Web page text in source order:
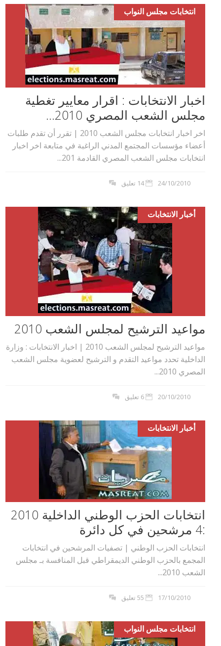
انتخابات مجلس النواب
اخبار الانتخابات : اقرار معايير تغطية
مجلس الشعب المصري 2010...
اخر اخبار انتخابات مجلس الشعب 2010 | تقرر أن تقدم طلبات
أعضاء مؤسسات المجتمع المدني الراغبة في متابعة اخر اخبار
انتخابات مجلس الشعب المصري القادمة 201...
24/10/2010 14 تعليق
أخبار الانتخابات
مواعيد الترشيح لمجلس الشعب 2010
مواعيد الترشيح لمجلس الشعب 2010 | اخبار الانتخابات : وزارة
الداخلية تحدد مواعيد التقدم و الترشيح لعضوية مجلس الشعب
المصري 2010...
20/10/2010 6 تعليق
أخبار الانتخابات
انتخابات الحزب الوطني الداخلية 2010
:4 مرشحين في كل دائرة
انتخابات الحزب الوطني | تصفيات المرشحين في انتخابات
المجمع بالحزب الوطني الديمقراطي قبل المنافسة بـ مجلس
الشعب 2010...
17/10/2010 55 تعليق
انتخابات مجلس النواب